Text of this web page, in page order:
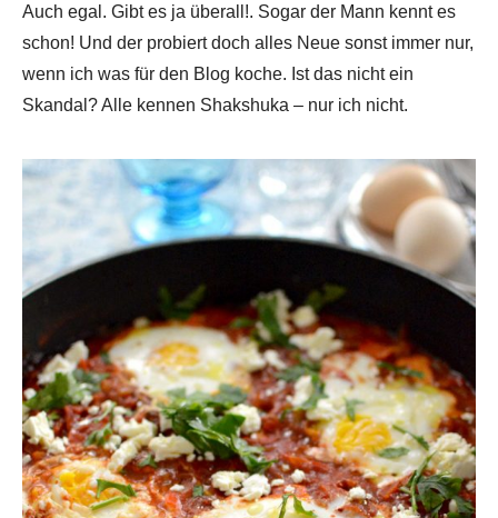
Auch egal. Gibt es ja überall!. Sogar der Mann kennt es
schon! Und der probiert doch alles Neue sonst immer nur,
wenn ich was für den Blog koche. Ist das nicht ein
Skandal? Alle kennen Shakshuka – nur ich nicht.